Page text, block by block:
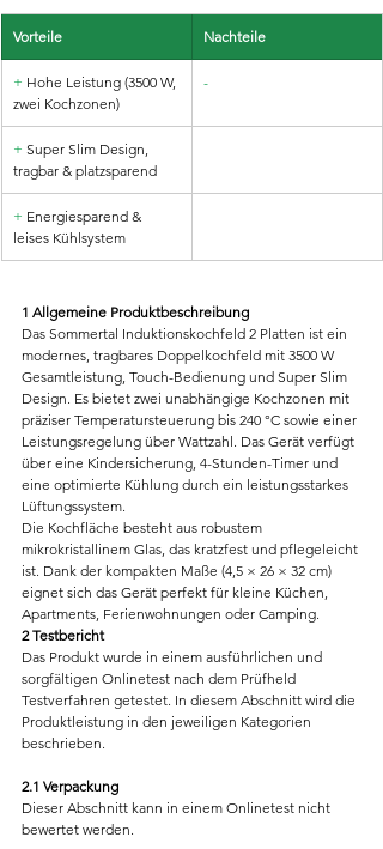
Vorteile Nachteile
+ Hohe Leistung (3500 W,
zwei Kochzonen)
-
+ Super Slim Design,
tragbar & platzsparend
+ Energiesparend &
leises Kühlsystem
1 Allgemeine Produktbeschreibung
Das Sommertal Induktionskochfeld 2 Platten ist ein
modernes, tragbares Doppelkochfeld mit 3500 W
Gesamtleistung, Touch-Bedienung und Super Slim
Design. Es bietet zwei unabhängige Kochzonen mit
präziser Temperatursteuerung bis 240 °C sowie einer
Leistungsregelung über Wattzahl. Das Gerät verfügt
über eine Kindersicherung, 4-Stunden-Timer und
eine optimierte Kühlung durch ein leistungsstarkes
Lüftungssystem.
Die Kochfläche besteht aus robustem
mikrokristallinem Glas, das kratzfest und pflegeleicht
ist. Dank der kompakten Maße (4,5 × 26 × 32 cm)
eignet sich das Gerät perfekt für kleine Küchen,
Apartments, Ferienwohnungen oder Camping.
2 Testbericht
Das Produkt wurde in einem ausführlichen und
sorgfältigen Onlinetest nach dem Prüfheld
Testverfahren getestet. In diesem Abschnitt wird die
Produktleistung in den jeweiligen Kategorien
beschrieben.
2.1 Verpackung
Dieser Abschnitt kann in einem Onlinetest nicht
bewertet werden.